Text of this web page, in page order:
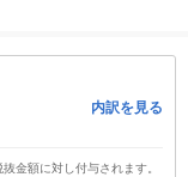
内訳を見る
金額に対し付与されます。